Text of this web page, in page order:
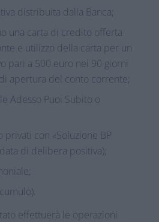
distribuita dalla Banca;
una carta di credito offerta
e utilizzo della carta per un
pari a 500 euro nei 90 giorni
apertura del conto corrente;
Adesso Puoi Subito o
con «Soluzione BP
di delibera positiva);
effettuerà le operazioni